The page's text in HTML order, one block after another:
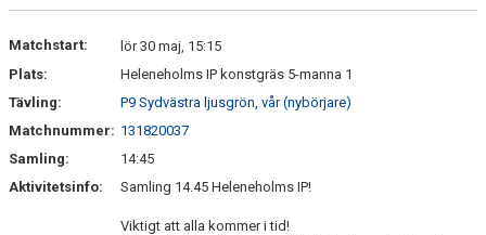
Matchstart:
lör 30 maj, 15:15
Plats:
Heleneholms IP konstgräs 5-manna 1
Tävling:
P9 Sydvästra ljusgrön, vår (nybörjare)
Matchnummer: 131820037
Samling:
14:45
Aktivitetsinfo:
Samling 14.45 Heleneholms IP!
Viktigt att alla kommer i tid!